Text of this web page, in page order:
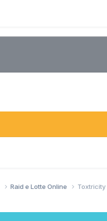
Raid e Lotte Online